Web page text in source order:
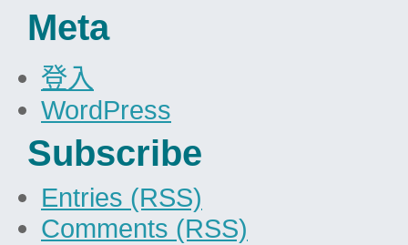
Meta
登入
WordPress
Subscribe
Entries (RSS)
Comments (RSS)